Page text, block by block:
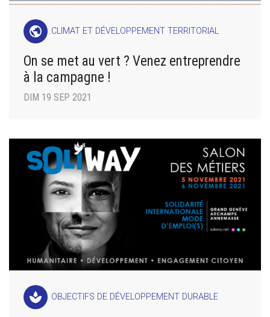
public CLIMAT ET DÉVELOPPEMENT TERRITORIAL
On se met au vert ? Venez entreprendre
à la campagne !
DIM 19 SEP 2021
spa OBJECTIFS DE DÉVELOPPEMENT DURABLE